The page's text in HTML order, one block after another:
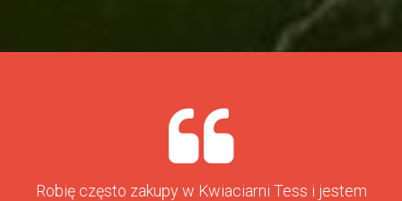
Robię często zakupy w Kwiaciarni Tess i jestem